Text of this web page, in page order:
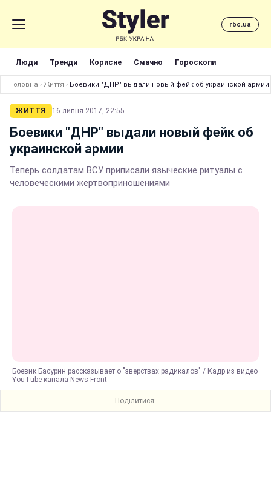
rbc.ua
Люди Тренди Корисне Смачно Гороскопи
Головна › Життя › Боевики "ДНР" выдали новый фейк об украинской армии
ЖИТТЯ 16 липня 2017, 22:55
Боевики "ДНР" выдали новый фейк об
украинской армии
Теперь солдатам ВСУ приписали языческие ритуалы с
человеческими жертвоприношениями
Боевик Басурин рассказывает о "зверствах радикалов" / Кадр из видео
YouТube-канала News-Front
Поділитися: